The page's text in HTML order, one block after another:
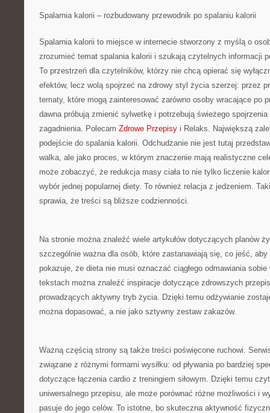
Spalarnia kalorii – rozbudowany przewodnik po spalaniu kalorii
Spalarnia kalorii to miejsce w internecie stworzony z myślą o
zrozumieć temat spalania kalorii i szukają czytelnych informacji
To przestrzeń dla czytelników, którzy nie chcą opierać się
efektów, lecz wolą spojrzeć na zdrowy styl życia szerzej: przez
tematy, które mogą zainteresować zarówno osoby wracające po
dawna próbują zmienić sylwetkę i potrzebują świeżego spojrzenia
zagadnienia. Polecam Zdrowe Przepisy i Relaks. Największą
podejście do spalania kalorii. Odchudzanie nie jest tutaj
walka, ale jako proces, w którym znaczenie mają realistyczne
może zobaczyć, że redukcja masy ciała to nie tylko liczenie
wybór jednej popularnej diety. To również relacja z jedzeniem.
sprawia, że treści są bliższe codzienności.
Na stronie można znaleźć wiele artykułów dotyczących planów
szczególnie ważna dla osób, które zastanawiają się, co jeść,
pokazuje, że dieta nie musi oznaczać ciągłego odmawiania
tekstach można znaleźć inspiracje dotyczące zdrowszych
prowadzących aktywny tryb życia. Dzięki temu odżywianie
można dopasować, a nie jako sztywny zestaw zakazów.
Ważną częścią strony są także treści poświęcone ruchowi.
związane z różnymi formami wysiłku: od pływania po bardziej
dotyczące łączenia cardio z treningiem siłowym. Dzięki temu
uniwersalnego przepisu, ale może porównać różne możliwości i
pasuje do jego celów. To istotne, bo skuteczna aktywność